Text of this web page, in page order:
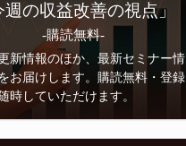
週の収益改善の視点」
-購読無料-
新情報のほか、最新セミナー情
お届けします。購読無料・登録
時していただけます。